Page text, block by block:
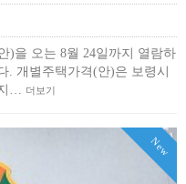
)을 오는 8월 24일까지 열람하
. 개별주택가격(안)은 보령시
… 더보기
New